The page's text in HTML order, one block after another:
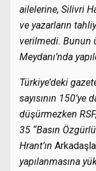
ailelerine, Silivri
ve yazarların
verilmedi. Bunun
Meydanı’nda
Türkiye’deki
sayısının 150’ye
düşürmezken
35 “Basın
Hrant’ın
yapılanmasına